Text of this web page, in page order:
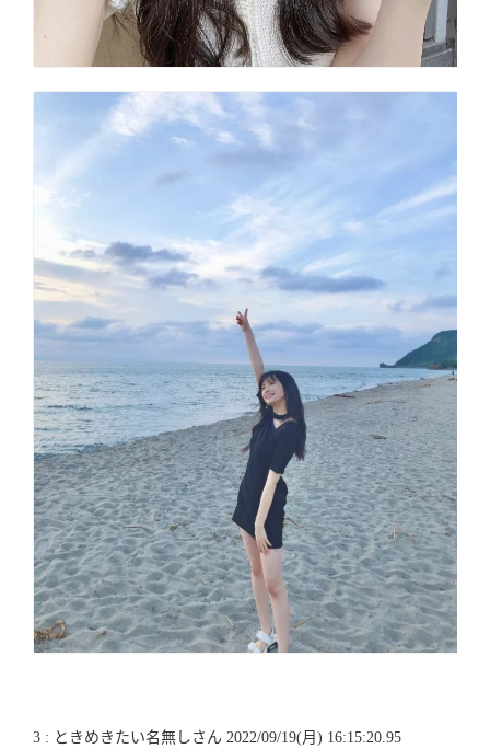
3 : ときめきたい名無しさん 2022/09/19(月) 16:15:20.95